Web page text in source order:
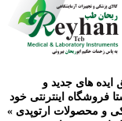
فروشگاه اینترنتی خود
و محصولات ارتوپدی »